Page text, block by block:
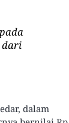
dari
dalam